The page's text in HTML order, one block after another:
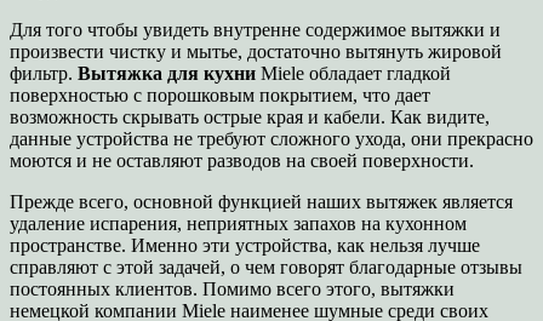
Для того чтобы увидеть внутренне содержимое вытяжки и
произвести чистку и мытье, достаточно вытянуть жировой
фильтр. Вытяжка для кухни Miele обладает гладкой
поверхностью с порошковым покрытием, что дает
возможность скрывать острые края и кабели. Как видите,
данные устройства не требуют сложного ухода, они прекрасно
моются и не оставляют разводов на своей поверхности.
Прежде всего, основной функцией наших вытяжек является
удаление испарения, неприятных запахов на кухонном
пространстве. Именно эти устройства, как нельзя лучше
справляют с этой задачей, о чем говорят благодарные отзывы
постоянных клиентов. Помимо всего этого, вытяжки
немецкой компании Miele наименее шумные среди своих